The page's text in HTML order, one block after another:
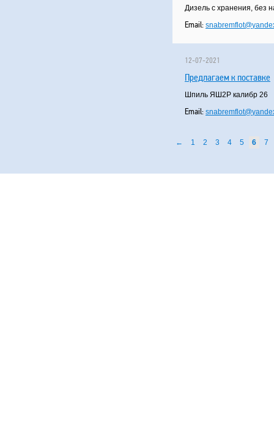
Дизель с хранения, без
Email: snabremflot@
12-07-2021
Предлагаем к поставке
Шпиль ЯШ2Р калибр 26
Email: snabremflot@
← 1 2 3 4 5 6 7